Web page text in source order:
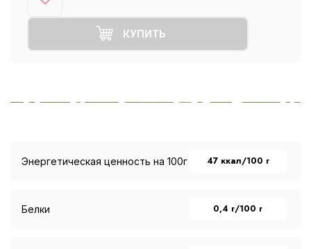
КУПИТЬ
Энергетическая ценность на 100г 47 ккал/100 г
Белки 0,4 г/100 г